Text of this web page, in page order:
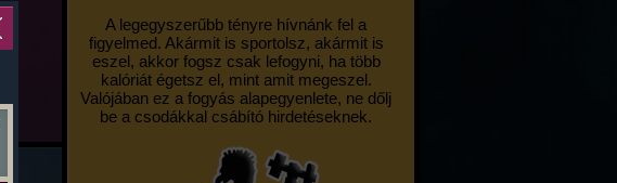
A legegyszerűbb tényre hívnánk fel a
figyelmed. Akármit is sportolsz, akármit is
eszel, akkor fogsz csak lefogyni, ha több
kalóriát égetsz el, mint amit megeszel.
Valójában ez a fogyás alapegyenlete, ne dőlj
be a csodákkal csábító hirdetéseknek.